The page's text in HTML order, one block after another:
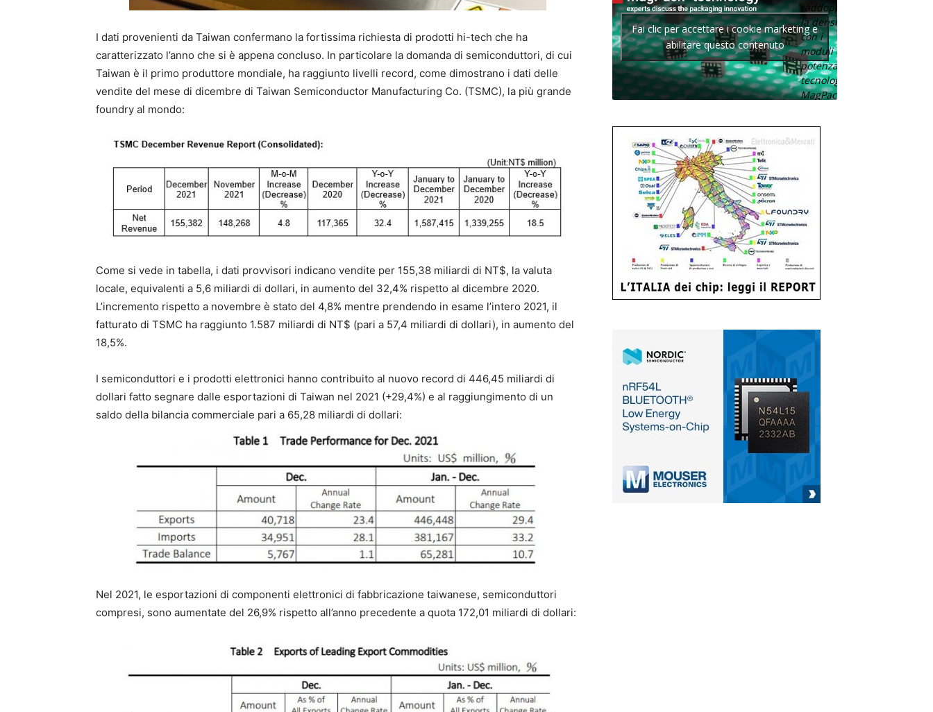
I dati provenienti da Taiwan confermano la fortissima richiesta di prodotti hi-tech che ha
caratterizzato l’anno che si è appena concluso. In particolare la domanda di semiconduttori, di cui
Taiwan è il primo produttore mondiale, ha raggiunto livelli record, come dimostrano i dati delle
vendite del mese di dicembre di Taiwan Semiconductor Manufacturing Co. (TSMC), la più grande
foundry al mondo:
Come si vede in tabella, i dati provvisori indicano vendite per 155,38 miliardi di NT$, la valuta
locale, equivalenti a 5,6 miliardi di dollari, in aumento del 32,4% rispetto al dicembre 2020.
L’incremento rispetto a novembre è stato del 4,8% mentre prendendo in esame l’intero 2021, il
fatturato di TSMC ha raggiunto 1.587 miliardi di NT$ (pari a 57,4 miliardi di dollari), in aumento del
18,5%.
I semiconduttori e i prodotti elettronici hanno contribuito al nuovo record di 446,45 miliardi di
dollari fatto segnare dalle esportazioni di Taiwan nel 2021 (+29,4%) e al raggiungimento di un
saldo della bilancia commerciale pari a 65,28 miliardi di dollari:
Nel 2021, le esportazioni di componenti elettronici di fabbricazione taiwanese, semiconduttori
compresi, sono aumentate del 26,9% rispetto all’anno precedente a quota 172,01 miliardi di dollari:
raddoppia
la densità
con i
moduli di
potenza con
tecnologia
MagPack.
Fai clic per accettare i cookie marketing e
abilitare questo contenuto